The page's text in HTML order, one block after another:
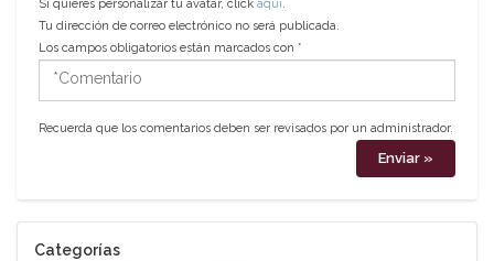
Si quieres personalizar tu avatar, click aquí.
Tu dirección de correo electrónico no será publicada.
Los campos obligatorios están marcados con *
*Comentario
Recuerda que los comentarios deben ser revisados por un administrador.
Categorías